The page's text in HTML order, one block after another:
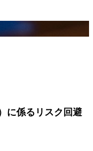
に係るリスク回避